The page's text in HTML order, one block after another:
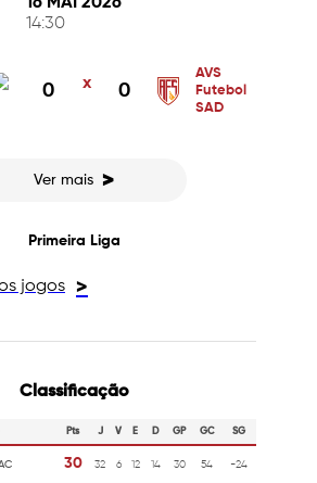
14:30
0 x 0
AVS
Futebol
SAD
Ver mais >
Primeira Liga
jogos >
Classificação
Pts J V E D GP GC SG
30 32 6 12 14 30 54 -24